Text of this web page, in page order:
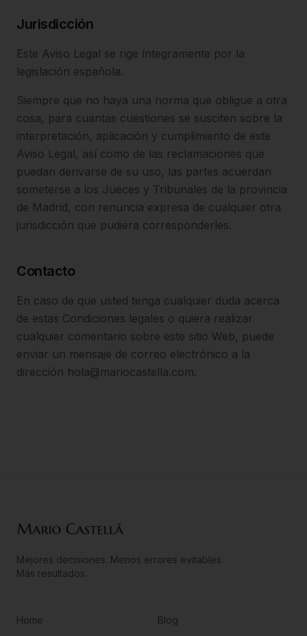
Jurisdicción
Este Aviso Legal se rige íntegramente por la
legislación española.
Siempre que no haya una norma que obligue a otra
cosa, para cuantas cuestiones se susciten sobre la
interpretación, aplicación y cumplimiento de este
Aviso Legal, así como de las reclamaciones que
puedan derivarse de su uso, las partes acuerdan
someterse a los Jueces y Tribunales de la provincia
de Madrid, con renuncia expresa de cualquier otra
jurisdicción que pudiera corresponderles.
Contacto
En caso de que usted tenga cualquier duda acerca
de estas Condiciones legales o quiera realizar
cualquier comentario sobre este sitio Web, puede
enviar un mensaje de correo electrónico a la
dirección hola@mariocastella.com.
Mejores decisiones. Menos errores evitables.
Más resultados.
Home Blog